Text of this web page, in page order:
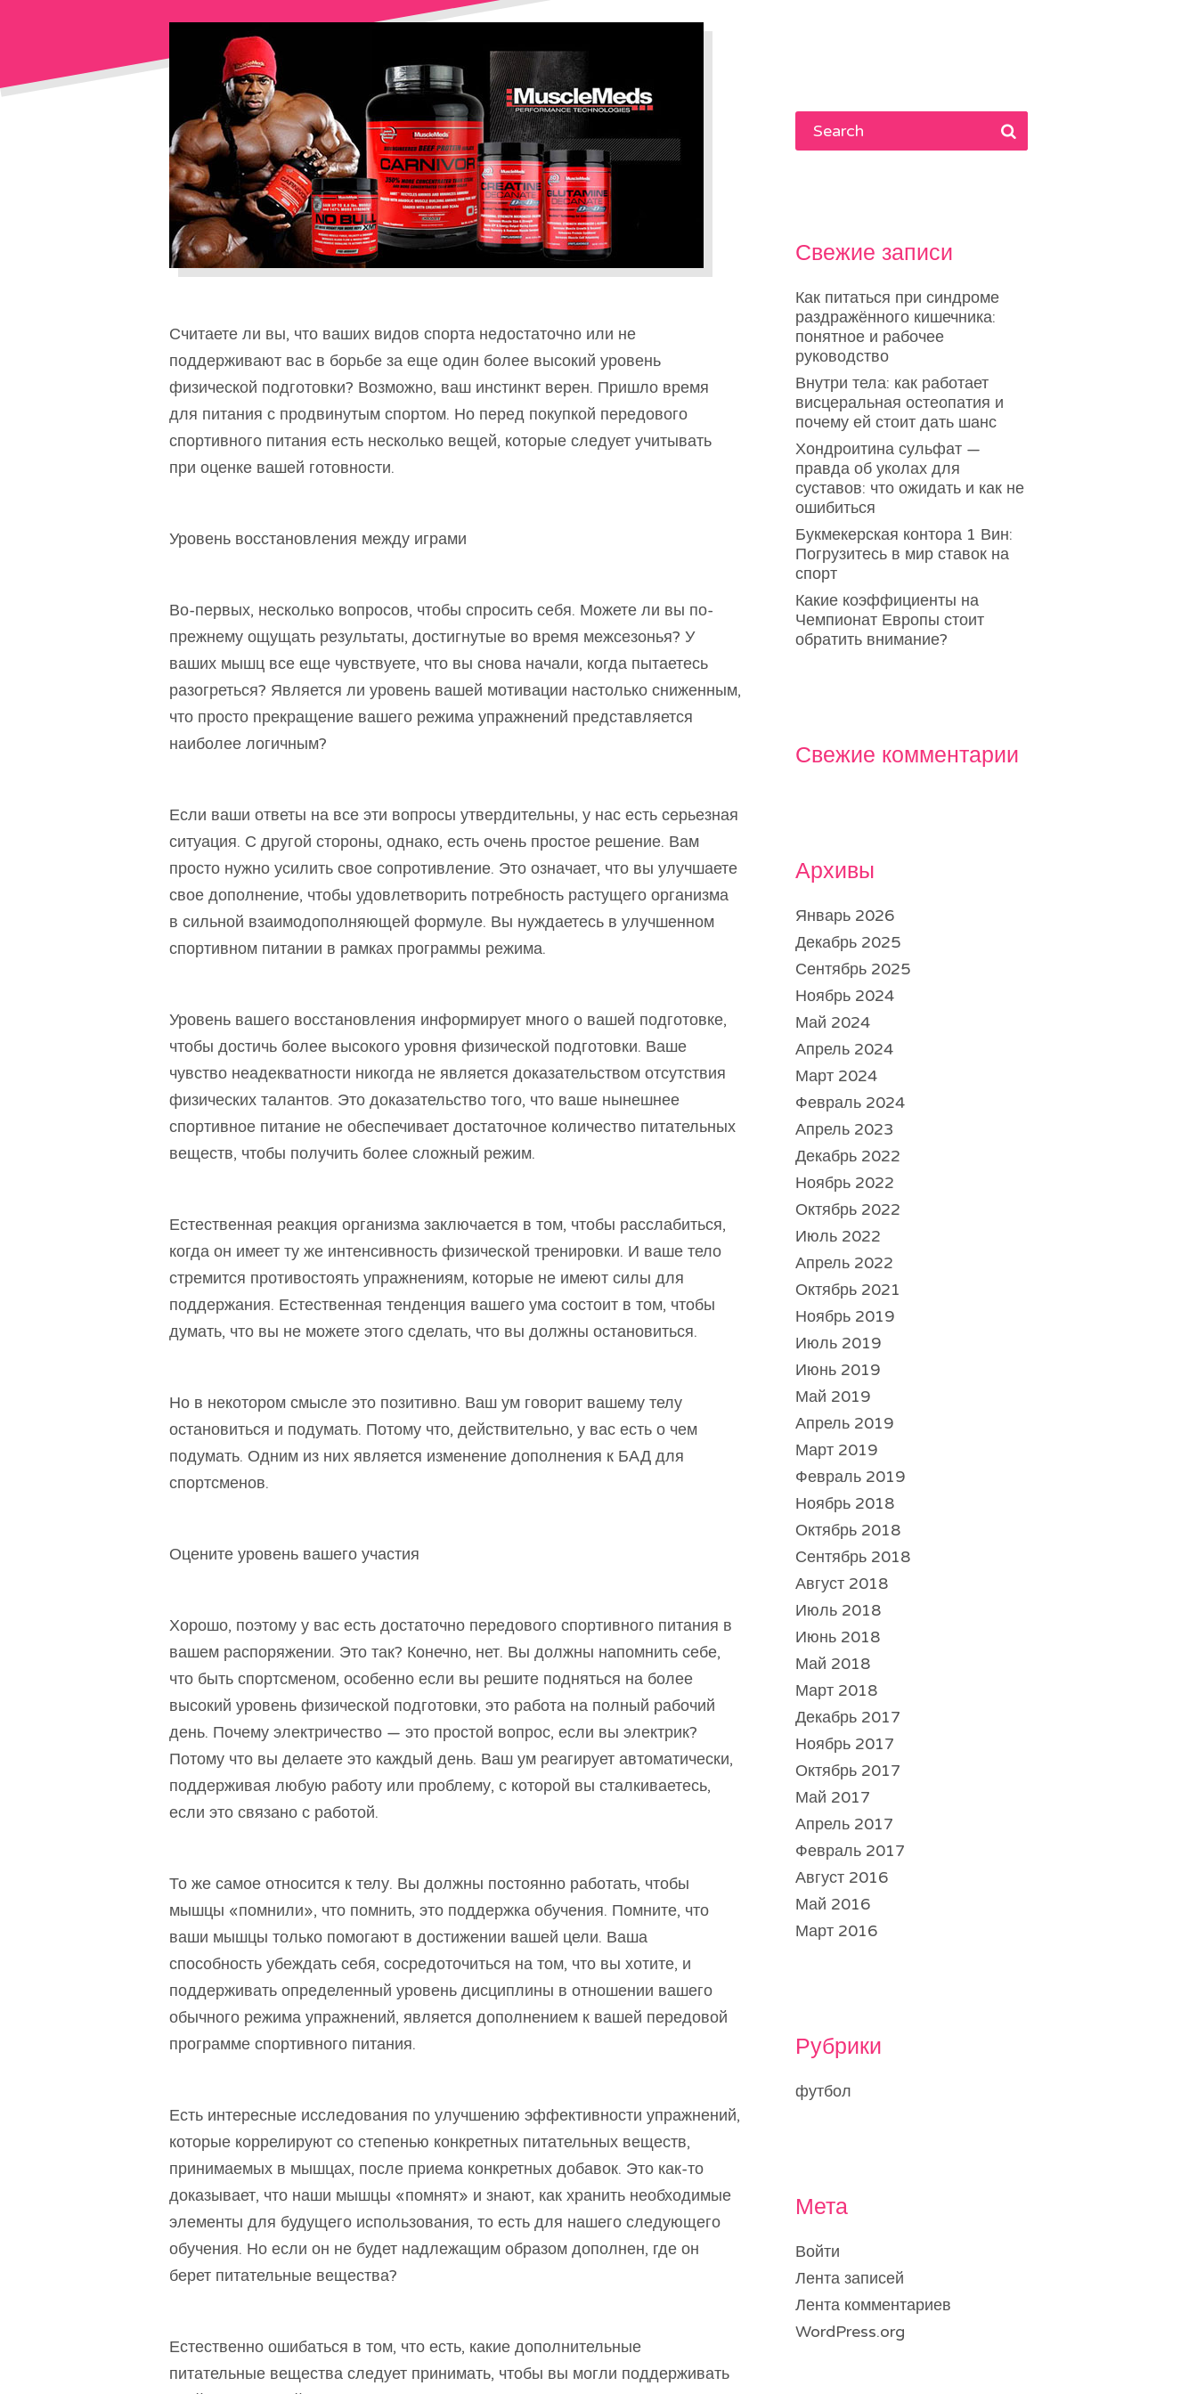
Считаете ли вы, что ваших видов спорта недостаточно или не
поддерживают вас в борьбе за еще один более высокий уровень
физической подготовки? Возможно, ваш инстинкт верен. Пришло время
для питания с продвинутым спортом. Но перед покупкой передового
спортивного питания есть несколько вещей, которые следует учитывать
при оценке вашей готовности.
Уровень восстановления между играми
Во-первых, несколько вопросов, чтобы спросить себя. Можете ли вы по-
прежнему ощущать результаты, достигнутые во время межсезонья? У
ваших мышц все еще чувствуете, что вы снова начали, когда пытаетесь
разогреться? Является ли уровень вашей мотивации настолько сниженным,
что просто прекращение вашего режима упражнений представляется
наиболее логичным?
Если ваши ответы на все эти вопросы утвердительны, у нас есть серьезная
ситуация. С другой стороны, однако, есть очень простое решение. Вам
просто нужно усилить свое сопротивление. Это означает, что вы улучшаете
свое дополнение, чтобы удовлетворить потребность растущего организма
в сильной взаимодополняющей формуле. Вы нуждаетесь в улучшенном
спортивном питании в рамках программы режима.
Уровень вашего восстановления информирует много о вашей подготовке,
чтобы достичь более высокого уровня физической подготовки. Ваше
чувство неадекватности никогда не является доказательством отсутствия
физических талантов. Это доказательство того, что ваше нынешнее
спортивное питание не обеспечивает достаточное количество питательных
веществ, чтобы получить более сложный режим.
Естественная реакция организма заключается в том, чтобы расслабиться,
когда он имеет ту же интенсивность физической тренировки. И ваше тело
стремится противостоять упражнениям, которые не имеют силы для
поддержания. Естественная тенденция вашего ума состоит в том, чтобы
думать, что вы не можете этого сделать, что вы должны остановиться.
Но в некотором смысле это позитивно. Ваш ум говорит вашему телу
остановиться и подумать. Потому что, действительно, у вас есть о чем
подумать. Одним из них является изменение дополнения к БАД для
спортсменов.
Оцените уровень вашего участия
Хорошо, поэтому у вас есть достаточно передового спортивного питания в
вашем распоряжении. Это так? Конечно, нет. Вы должны напомнить себе,
что быть спортсменом, особенно если вы решите подняться на более
высокий уровень физической подготовки, это работа на полный рабочий
день. Почему электричество — это простой вопрос, если вы электрик?
Потому что вы делаете это каждый день. Ваш ум реагирует автоматически,
поддерживая любую работу или проблему, с которой вы сталкиваетесь,
если это связано с работой.
То же самое относится к телу. Вы должны постоянно работать, чтобы
мышцы «помнили», что помнить, это поддержка обучения. Помните, что
ваши мышцы только помогают в достижении вашей цели. Ваша
способность убеждать себя, сосредоточиться на том, что вы хотите, и
поддерживать определенный уровень дисциплины в отношении вашего
обычного режима упражнений, является дополнением к вашей передовой
программе спортивного питания.
Есть интересные исследования по улучшению эффективности упражнений,
которые коррелируют со степенью конкретных питательных веществ,
принимаемых в мышцах, после приема конкретных добавок. Это как-то
доказывает, что наши мышцы «помнят» и знают, как хранить необходимые
элементы для будущего использования, то есть для нашего следующего
обучения. Но если он не будет надлежащим образом дополнен, где он
берет питательные вещества?
Естественно ошибаться в том, что есть, какие дополнительные
питательные вещества следует принимать, чтобы вы могли поддерживать
Свежие записи
Как питаться при синдроме
раздражённого кишечника:
понятное и рабочее
руководство
Внутри тела: как работает
висцеральная остеопатия и
почему ей стоит дать шанс
Хондроитина сульфат —
правда об уколах для
суставов: что ожидать и как не
ошибиться
Букмекерская контора 1 Вин:
Погрузитесь в мир ставок на
спорт
Какие коэффициенты на
Чемпионат Европы стоит
обратить внимание?
Свежие комментарии
Архивы
Январь 2026
Декабрь 2025
Сентябрь 2025
Ноябрь 2024
Май 2024
Апрель 2024
Март 2024
Февраль 2024
Апрель 2023
Декабрь 2022
Ноябрь 2022
Октябрь 2022
Июль 2022
Апрель 2022
Октябрь 2021
Ноябрь 2019
Июль 2019
Июнь 2019
Май 2019
Апрель 2019
Март 2019
Февраль 2019
Ноябрь 2018
Октябрь 2018
Сентябрь 2018
Август 2018
Июль 2018
Июнь 2018
Май 2018
Март 2018
Декабрь 2017
Ноябрь 2017
Октябрь 2017
Май 2017
Апрель 2017
Февраль 2017
Август 2016
Май 2016
Март 2016
Рубрики
футбол
Мета
Войти
Лента записей
Лента комментариев
WordPress.org